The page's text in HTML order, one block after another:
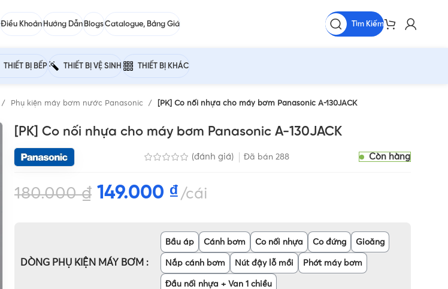
Điều Khoản Hướng Dẫn BlogsCatalogue, Bảng Giá Tìm Kiếm
THIẾT BỊ BẾP THIẾT BỊ VỆ SINH THIẾT BỊ KHÁC
Phụ kiện máy bơm nước Panasonic [PK] Co nối nhựa cho máy bơm Panasonic A-130JACK
[PK] Co nối nhựa cho máy bơm Panasonic A-130JACK
(đánh giá) Đã bán 288 Còn hàng
180.000₫ 149.000 ₫ cái
DÒNG PHỤ KIỆN MÁY BƠM
Bầu áp Cánh bơm Co nối nhựa Co đứng Gioăng
Nắp cánh bơm Nút đậy lỗ mồi Phớt máy bơm
Đầu nối nhựa + Van 1 chiều